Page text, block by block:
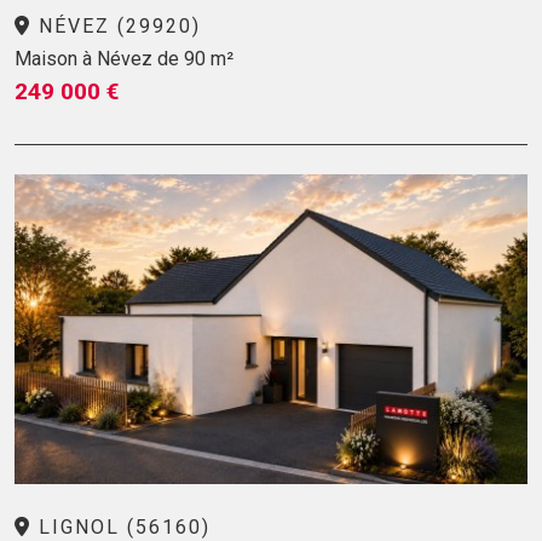
NÉVEZ (29920)
Maison à Névez de 90 m²
249 000 €
LIGNOL (56160)